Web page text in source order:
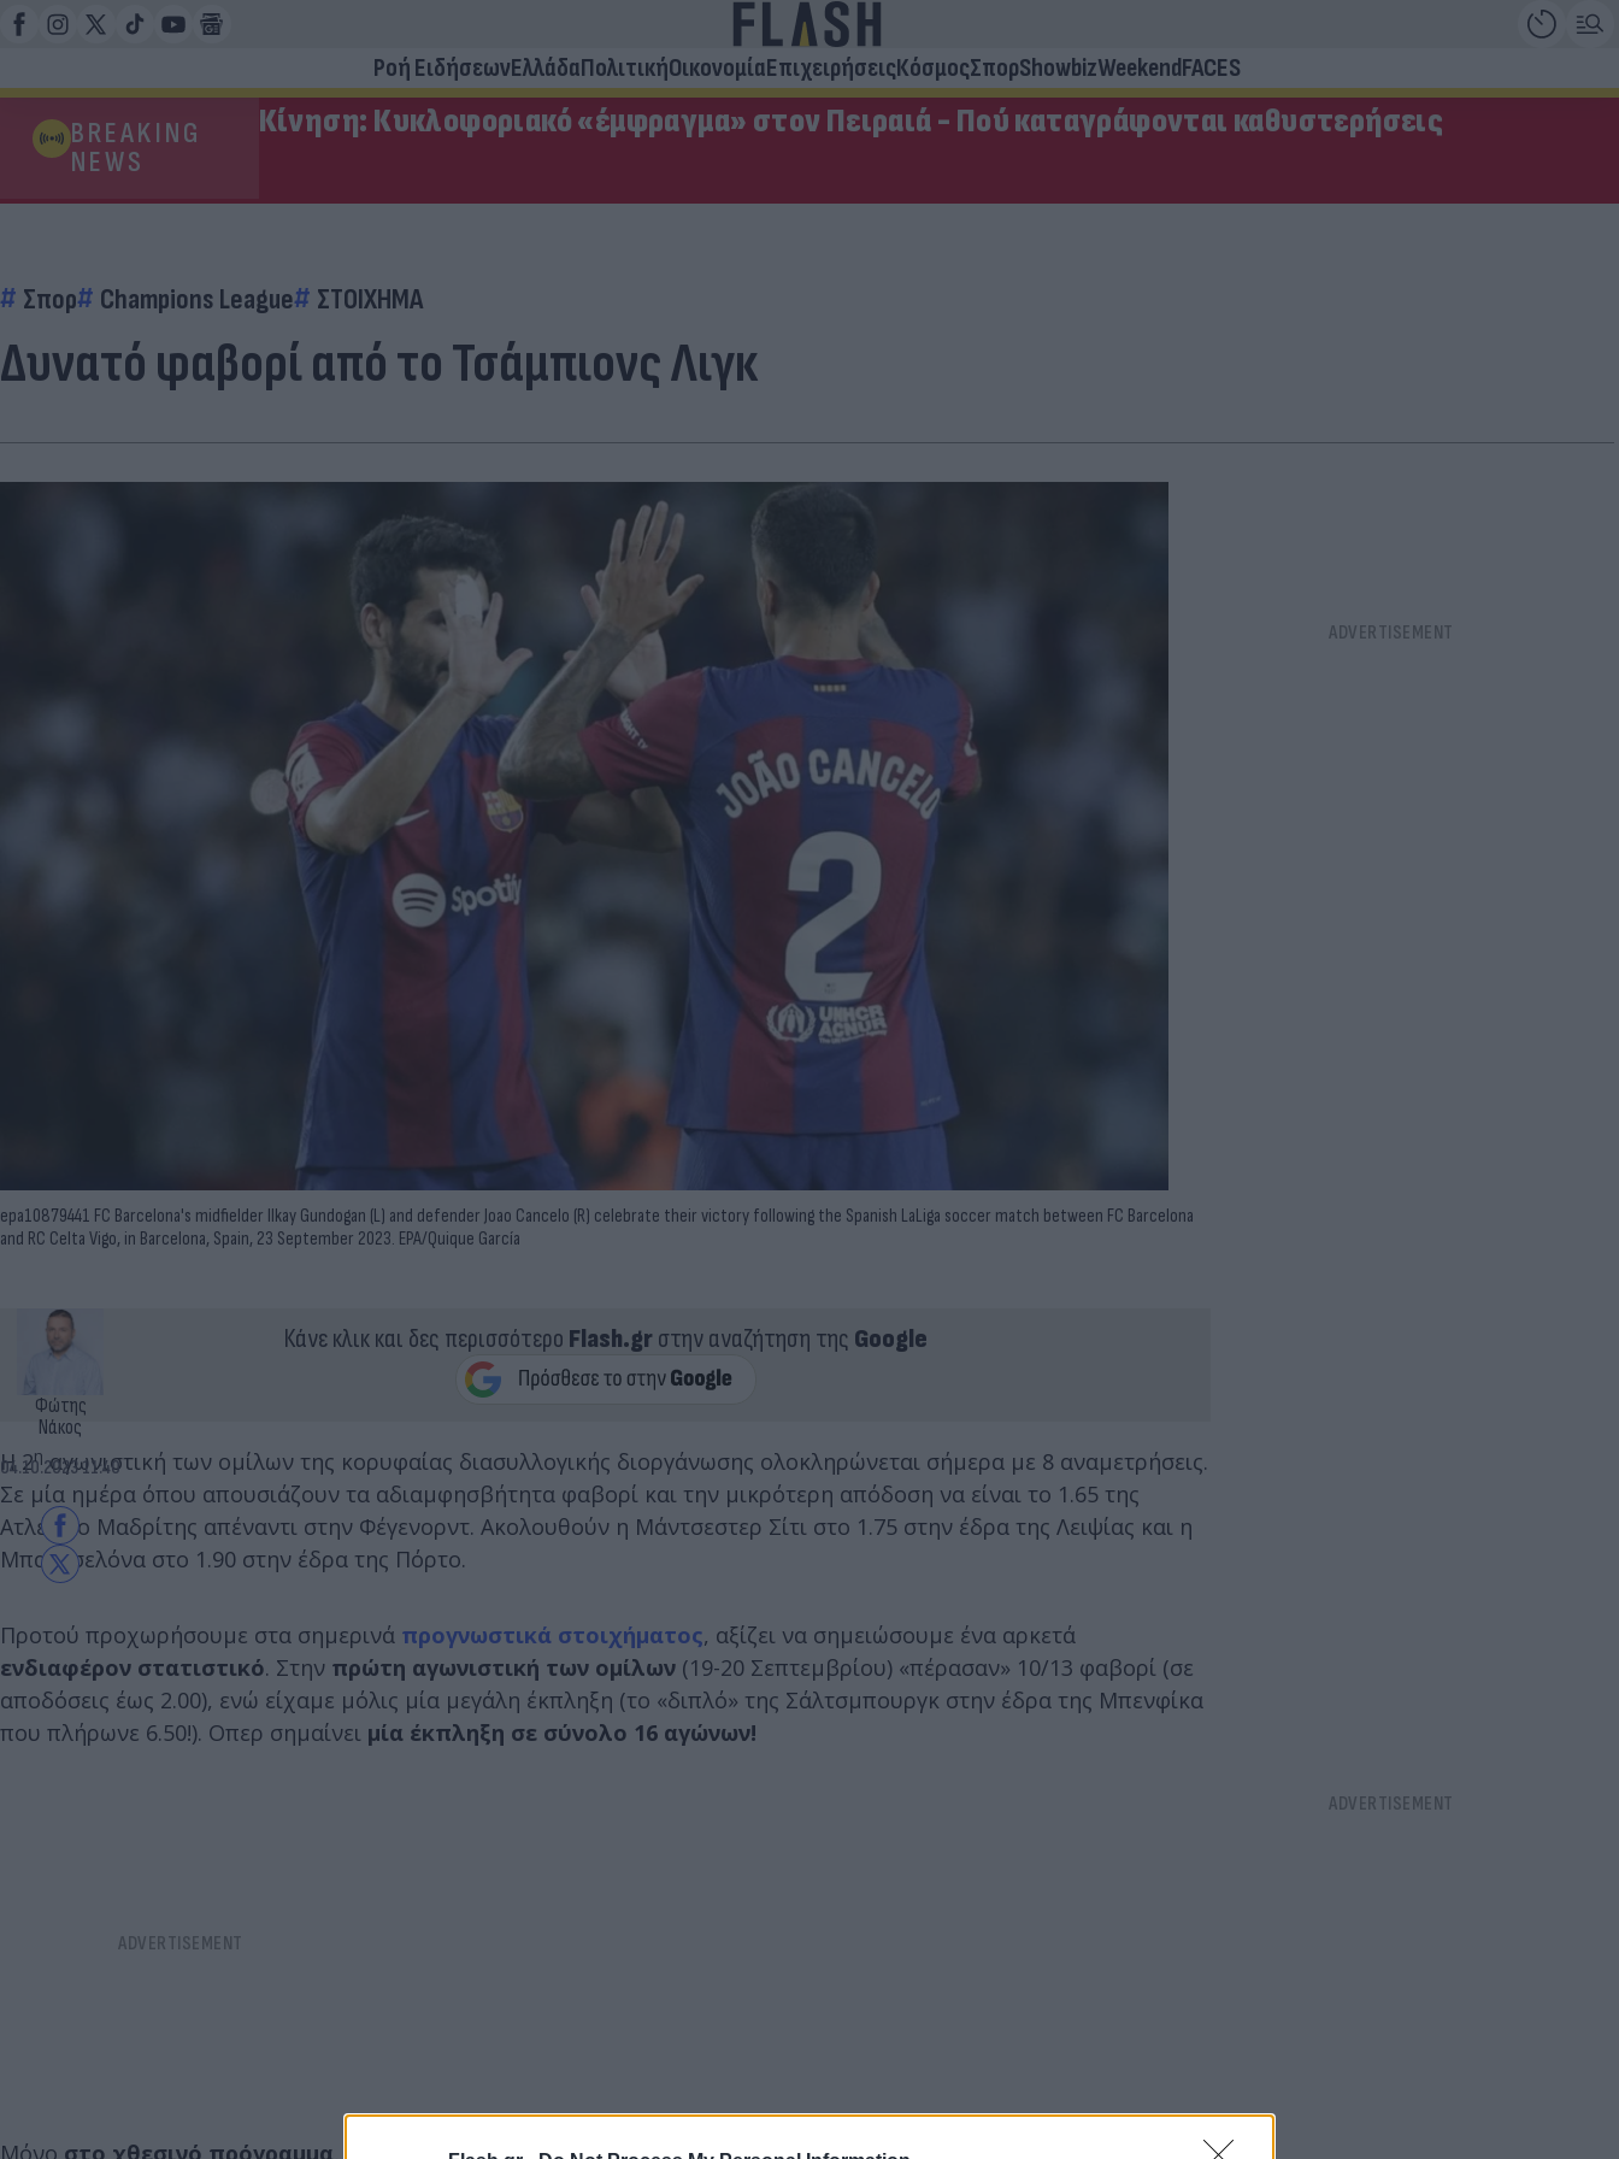
Ροή ΕιδήσεωνΕλλάδαΠολιτικήΟικονομίαΕπιχειρήσειςΚόσμοςΣπορShowbizWeekendFACES
BREAKING
NEWS
Κίνηση: Κυκλοφοριακό «έμφραγμα» στον Πειραιά - Πού καταγράφονται καθυστερήσεις
Σπορ Champions League ΣΤΟΙΧΗΜΑ
Δυνατό φαβορί από το Τσάμπιονς Λιγκ
epa10879441 FC Barcelona's midfielder Ilkay Gundogan (L) and defender Joao Cancelo (R) celebrate their victory following the Spanish LaLiga soccer match between FC Barcelona
and RC Celta Vigo, in Barcelona, Spain, 23 September 2023. EPA/Quique García
Φώτης
Νάκος
04.10.2023 11:40
Κάνε κλικ και δες περισσότερο Flash.grστην αναζήτηση της Google
Η 2ηαγωνιστική των ομίλων της κορυφαίας διασυλλογικής διοργάνωσης ολοκληρώνεται σήμερα με 8 αναμετρήσεις.
Σε μία ημέρα όπου απουσιάζουν τα αδιαμφησβήτητα φαβορί και την μικρότερη απόδοση να είναι το 1.65 της
Ατλέτικο Μαδρίτης απέναντι στην Φέγενορντ. Ακολουθούν η Μάντσεστερ Σίτι στο 1.75 στην έδρα της Λειψίας και η
Μπαρτσελόνα στο 1.90 στην έδρα της Πόρτο.
Προτού προχωρήσουμε στα σημερινά προγνωστικά στοιχήματος, αξίζει να σημειώσουμε ένα αρκετά
ενδιαφέρον στατιστικό. Στην πρώτη αγωνιστική των ομίλων (19-20 Σεπτεμβρίου) «πέρασαν» 10/13 φαβορί (σε
αποδόσεις έως 2.00), ενώ είχαμε μόλις μία μεγάλη έκπληξη (το «διπλό» της Σάλτσμπουργκ στην έδρα της Μπενφίκα
που πλήρωνε 6.50!). Οπερ σημαίνει μία έκπληξη σε σύνολο 16 αγώνων!
Μόνο στο χθεσινό πρόγραμμα, ωστόσο, σημειώθηκαν 3 (!) εκπλήξειςσε σύνολο 8 αναμετρήσεων και σε